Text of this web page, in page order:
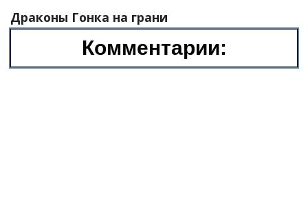
Драконы Гонка на грани
Комментарии: